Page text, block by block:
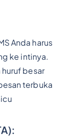
Anda harus
ke intinya.
besar
terbuka